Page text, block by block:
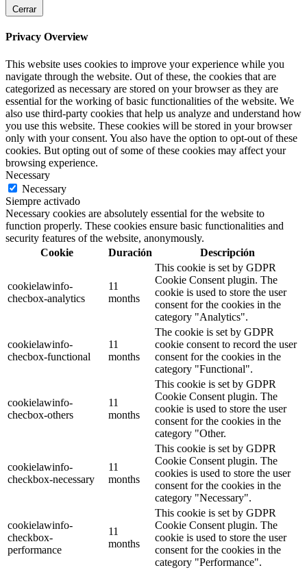
Cerrar
Privacy Overview
This website uses cookies to improve your experience while you
navigate through the website. Out of these, the cookies that are
categorized as necessary are stored on your browser as they are
essential for the working of basic functionalities of the website. We
also use third-party cookies that help us analyze and understand how
you use this website. These cookies will be stored in your browser
only with your consent. You also have the option to opt-out of these
cookies. But opting out of some of these cookies may affect your
browsing experience.
Necessary
Necessary
Siempre activado
Necessary cookies are absolutely essential for the website to
function properly. These cookies ensure basic functionalities and
security features of the website, anonymously.
Cookie
Duración Descripción
cookielawinfo-
checbox-analytics
11
months
This cookie is set by GDPR
Cookie Consent plugin. The
cookie is used to store the user
consent for the cookies in the
category "Analytics".
cookielawinfo-
checbox-functional
11
months
The cookie is set by GDPR
cookie consent to record the user
consent for the cookies in the
category "Functional".
cookielawinfo-
checbox-others
11
months
This cookie is set by GDPR
Cookie Consent plugin. The
cookie is used to store the user
consent for the cookies in the
category "Other.
cookielawinfo-
checkbox-necessary
11
months
This cookie is set by GDPR
Cookie Consent plugin. The
cookies is used to store the user
consent for the cookies in the
category "Necessary".
cookielawinfo-
checkbox-
performance
11
months
This cookie is set by GDPR
Cookie Consent plugin. The
cookie is used to store the user
consent for the cookies in the
category "Performance".